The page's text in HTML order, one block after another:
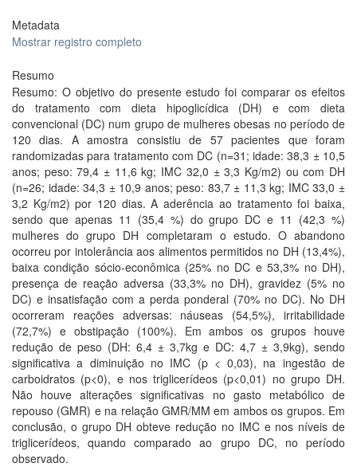
Metadata
Mostrar registro completo
Resumo
Resumo: O objetivo do presente estudo foi comparar os efeitos
do tratamento com dieta hipoglicídica (DH) e com dieta
convencional (DC) num grupo de mulheres obesas no período de
120 dias. A amostra consistiu de 57 pacientes que foram
randomizadas para tratamento com DC (n=31; idade: 38,3 ± 10,5
anos; peso: 79,4 ± 11,6 kg; IMC 32,0 ± 3,3 Kg/m2) ou com DH
(n=26; idade: 34,3 ± 10,9 anos; peso: 83,7 ± 11,3 kg; IMC 33,0 ±
3,2 Kg/m2) por 120 dias. A aderência ao tratamento foi baixa,
sendo que apenas 11 (35,4 %) do grupo DC e 11 (42,3 %)
mulheres do grupo DH completaram o estudo. O abandono
ocorreu por intolerância aos alimentos permitidos no DH (13,4%),
baixa condição sócio-econômica (25% no DC e 53,3% no DH),
presença de reação adversa (33,3% no DH), gravidez (5% no
DC) e insatisfação com a perda ponderal (70% no DC). No DH
ocorreram reações adversas: náuseas (54,5%), irritabilidade
(72,7%) e obstipação (100%). Em ambos os grupos houve
redução de peso (DH: 6,4 ± 3,7kg e DC: 4,7 ± 3,9kg), sendo
significativa a diminuição no IMC (p < 0,03), na ingestão de
carboidratos (p<0), e nos triglicerídeos (p<0,01) no grupo DH.
Não houve alterações significativas no gasto metabólico de
repouso (GMR) e na relação GMR/MM em ambos os grupos. Em
conclusão, o grupo DH obteve redução no IMC e nos níveis de
triglicerídeos, quando comparado ao grupo DC, no período
observado.